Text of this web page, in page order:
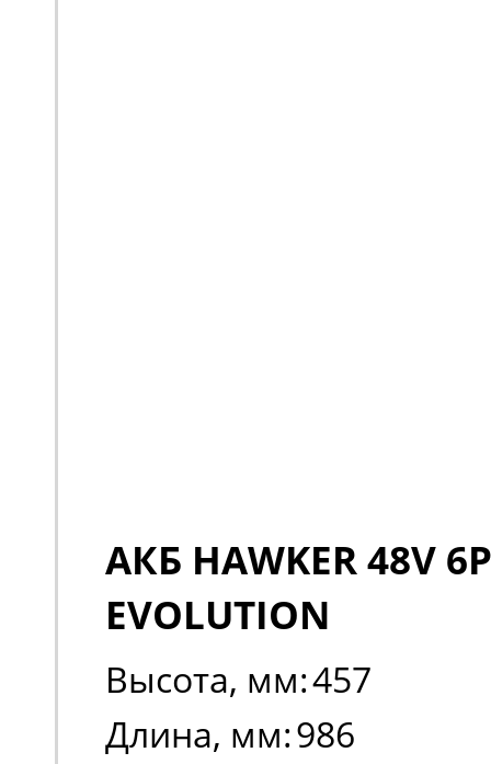
АКБ HAWKER 48V
EVOLUTION
Высота, мм:457
Длина, мм:986